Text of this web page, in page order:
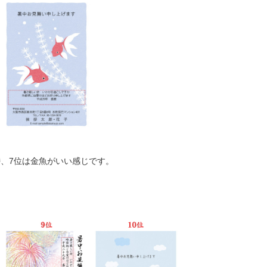
7位は金魚がいい感じです。